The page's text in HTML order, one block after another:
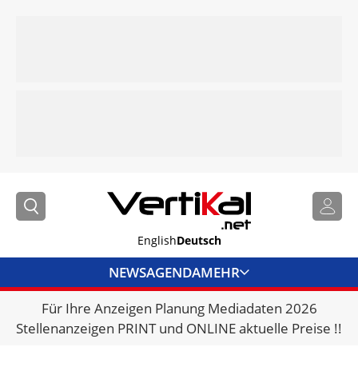
EnglishDeutsch
NEWSAGENDAMEHR
BRANCHENLINKS
VERMIETER
Für Ihre Anzeigen Planung Mediadaten 2026
Stellenanzeigen PRINT und ONLINE aktuelle Preise !!